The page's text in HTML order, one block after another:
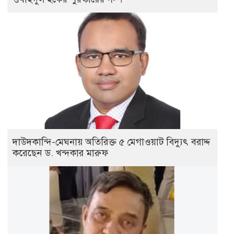
দাউদকান্দি-মেঘনায় অতিরিক্ত ৫ মেগাওয়াট বিদ্যুৎ বরাদ্দ
করেছেন ড. খন্দকার মারুফ